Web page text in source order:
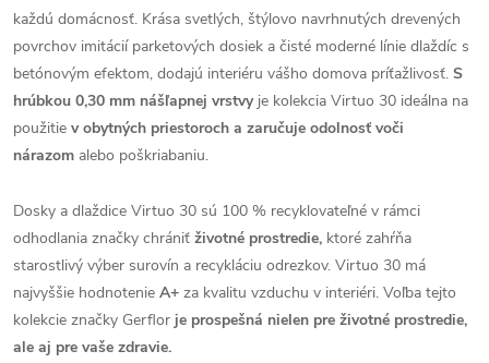
každú domácnosť. Krása svetlých, štýlovo navrhnutých drevených
povrchov imitácií parketových dosiek a čisté moderné línie dlaždíc s
betónovým efektom, dodajú interiéru vášho domova príťažlivosť. S
hrúbkou 0,30 mm nášľapnej vrstvyje kolekcia Virtuo 30 ideálna na
použitie v obytných priestoroch a zaručuje odolnosť voči
nárazom alebo poškriabaniu.
Dosky a dlaždice Virtuo 30 sú 100 % recyklovateľné v rámci
odhodlania značky chrániť životné prostredie, ktoré zahŕňa
starostlivý výber surovín a recykláciu odrezkov. Virtuo 30 má
najvyššie hodnotenie A+ za kvalitu vzduchu v interiéri. Voľba tejto
kolekcie značky Gerflor je prospešná nielen pre životné prostredie,
ale aj pre vaše zdravie.